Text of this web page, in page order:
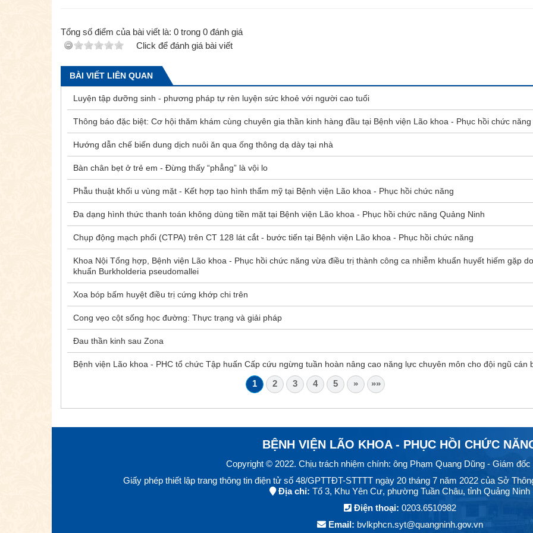
Tổng số điểm của bài viết là: 0 trong 0 đánh giá
Click để đánh giá bài viết
BÀI VIẾT LIÊN QUAN
Luyện tập dưỡng sinh - phương pháp tự rèn luyện sức khoẻ với người cao tuổi
Thông báo đặc biệt: Cơ hội thăm khám cùng chuyên gia thần kinh hàng đầu tại Bệnh viện Lão khoa - Phục hồi chức năng
Hướng dẫn chế biến dung dịch nuôi ăn qua ống thông dạ dày tại nhà
Bàn chân bẹt ở trẻ em - Đừng thấy “phẳng” là vội lo
Phẫu thuật khối u vùng mặt - Kết hợp tạo hình thẩm mỹ tại Bệnh viện Lão khoa - Phục hồi chức năng
Đa dạng hình thức thanh toán không dùng tiền mặt tại Bệnh viện Lão khoa - Phục hồi chức năng Quảng Ninh
Chụp động mạch phổi (CTPA) trên CT 128 lát cắt - bước tiến tại Bệnh viện Lão khoa - Phục hồi chức năng
Khoa Nội Tổng hợp, Bệnh viện Lão khoa - Phục hồi chức năng vừa điều trị thành công ca nhiễm khuẩn huyết hiếm gặp
khuẩn Burkholderia pseudomallei
Xoa bóp bấm huyệt điều trị cứng khớp chi trên
Cong vẹo cột sống học đường: Thực trạng và giải pháp
Đau thần kinh sau Zona
Bệnh viện Lão khoa - PHC tổ chức Tập huấn Cấp cứu ngừng tuần hoàn nâng cao năng lực chuyên môn cho đội ngũ cán
1 2 3 4 5 » »»
BỆNH VIỆN LÃO KHOA - PHỤC HỒI CHỨC
Copyright © 2022. Chịu trách nhiệm chính: ông Phạm Quang Dũng - Giám đốc
Giấy phép thiết lập trang thông tin điện tử số 48/GPTTĐT-STTTT ngày 20 tháng 7 năm 2022 của Sở
Địa chỉ: Tổ 3, Khu Yên Cư, phường Tuần Châu, tỉnh Quảng Ninh
Điện thoại: 0203.6510982
Email: bvlkphcn.syt@quangninh.gov.vn